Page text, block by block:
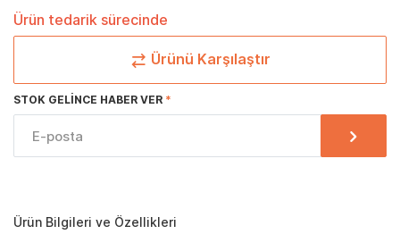
Ürün tedarik sürecinde
Ürünü Karşılaştır
STOK GELINCE HABER VER
Ürün Bilgileri ve Özellikleri